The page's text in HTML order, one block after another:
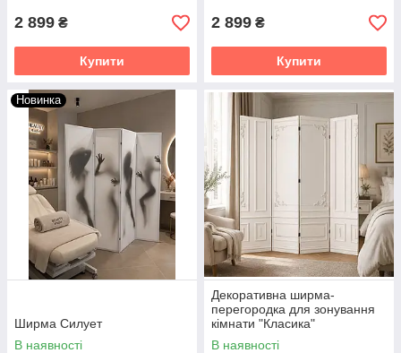
2 899 ₴
Купити
2 899 ₴
Купити
Новинка
Ширма Силует
В наявності
Декоративна ширма-
перегородка для зонування
кімнати "Класика"
(розкладна)
В наявності